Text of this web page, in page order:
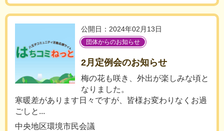
公開日：2024年02月13日
団体からのお知らせ
2月定例会のお知らせ
梅の花も咲き、外出が楽しみな頃と
なりました。
寒暖差があります日々ですが、皆様お変わりなくお過
ごしと...
中央地区環境市民会議